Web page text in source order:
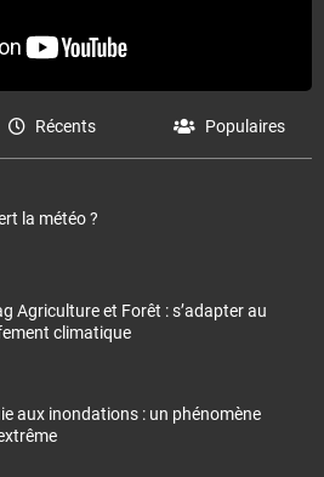
Récents Populaires
la météo ?
Agriculture et Forêt : s’adapter au
climatique
aux inondations : un phénomène